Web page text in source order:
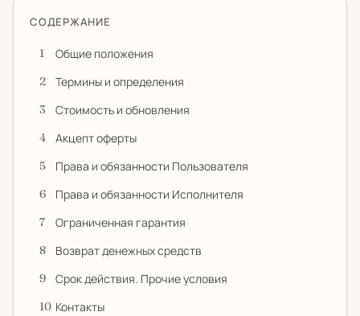
СОДЕРЖАНИЕ
Общие положения
Термины и определения
Стоимость и обновления
Акцепт оферты
Права и обязанности Пользователя
Права и обязанности Исполнителя
Ограниченная гарантия
Возврат денежных средств
Срок действия. Прочие условия
Контакты